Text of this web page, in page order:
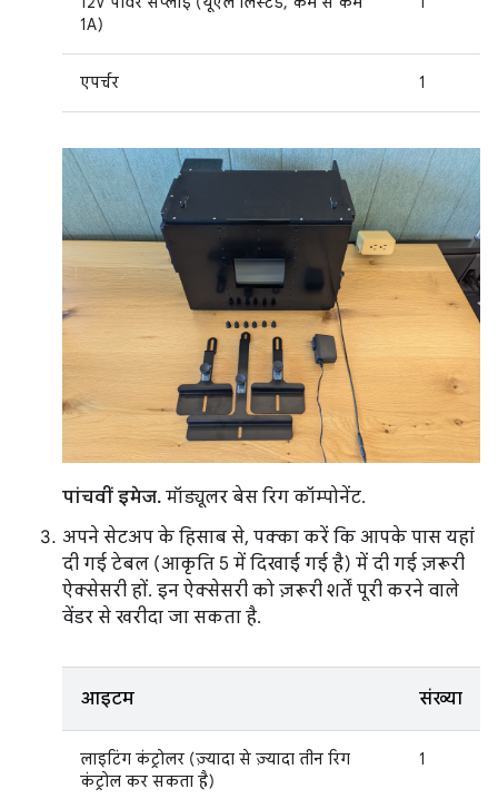
1A)
एपर्चर 1
पांचवीं इमेज. मॉड्यूलर बेस रिग कॉम्पोनेंट.
अपने सेटअप के हिसाब से, पक्का करें कि आपके पास यहां
दी गई टेबल (आकृति 5 में दिखाई गई है) में दी गई ज़रूरी
ऐक्सेसरी हों. इन ऐक्सेसरी को ज़रूरी शर्तें पूरी करने वाले
वेंडर से खरीदा जा सकता है.
आइटम संख्या
लाइटिंग कंट्रोलर (ज़्यादा से ज़्यादा तीन रिग
कंट्रोल कर सकता है)
1